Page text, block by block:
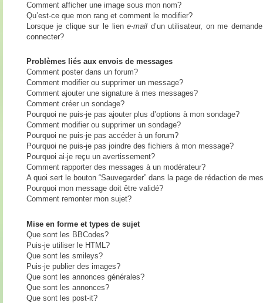
Comment afficher une image sous mon nom?
Qu’est-ce que mon rang et comment le modifier?
Lorsque je clique sur le liene-mail d’un utilisateur, on me
connecter?
Problèmes liés aux envois de messages
Comment poster dans un forum?
Comment modifier ou supprimer un message?
Comment ajouter une signature à mes messages?
Comment créer un sondage?
Pourquoi ne puis-je pas ajouter plus d’options à mon sondage?
Comment modifier ou supprimer un sondage?
Pourquoi ne puis-je pas accéder à un forum?
Pourquoi ne puis-je pas joindre des fichiers à mon message?
Pourquoi ai-je reçu un avertissement?
Comment rapporter des messages à un modérateur?
A quoi sert le bouton “Sauvegarder” dans la page de rédaction de
Pourquoi mon message doit être validé?
Comment remonter mon sujet?
Mise en forme et types de sujet
Que sont les BBCodes?
Puis-je utiliser le HTML?
Que sont les smileys?
Puis-je publier des images?
Que sont les annonces générales?
Que sont les annonces?
Que sont les post-it?